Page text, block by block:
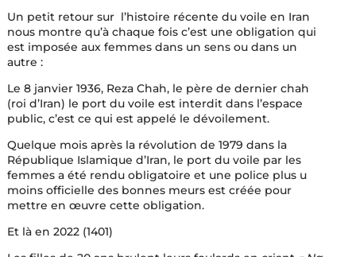
Un petit retour sur l’histoire récente du voile en Iran
nous montre qu’à chaque fois c’est une obligation qui
est imposée aux femmes dans un sens ou dans un
autre :
Le 8 janvier 1936, Reza Chah, le père de dernier chah
(roi d’Iran) le port du voile est interdit dans l’espace
public, c’est ce qui est appelé le dévoilement.
Quelque mois après la révolution de 1979 dans la
République Islamique d’Iran, le port du voile par les
femmes a été rendu obligatoire et une police plus u
moins officielle des bonnes meurs est créée pour
mettre en œuvre cette obligation.
Et là en 2022 (1401)